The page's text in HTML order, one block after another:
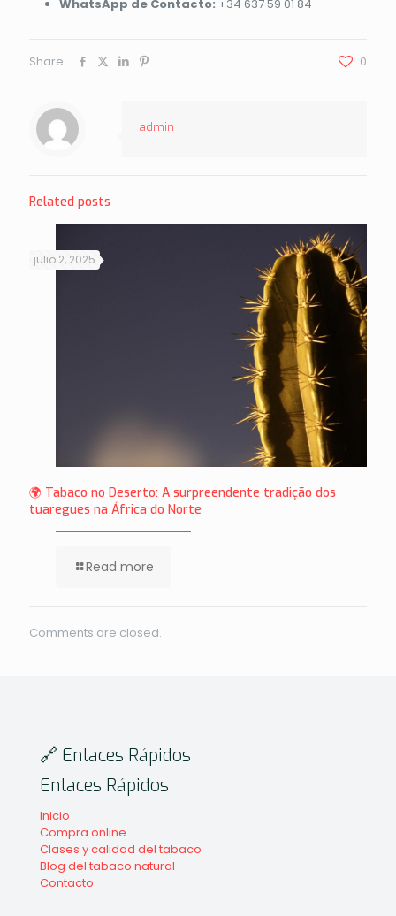
WhatsApp de Contacto: +34 637 59 01 84
Share 0
admin
Related posts
julio 2, 2025
🌍 Tabaco no Deserto: A surpreendente tradição dos
tuaregues na África do Norte
Read more
Comments are closed.
🔗 Enlaces Rápidos
Enlaces Rápidos
Inicio
Compra online
Clases y calidad del tabaco
Blog del tabaco natural
Contacto